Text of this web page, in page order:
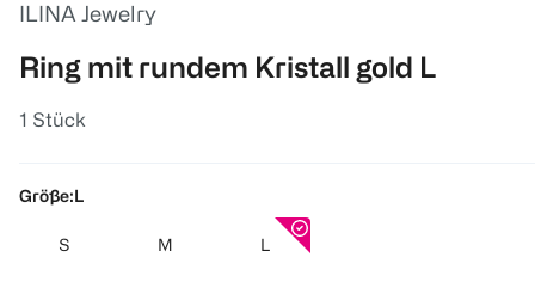
ILINA Jewelry
Ring mit rundem Kristall gold L
1 Stück
Größe:L
S M L